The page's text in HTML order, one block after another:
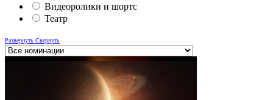
Видеоролики и шортс
Театр
Развернуть Свернуть